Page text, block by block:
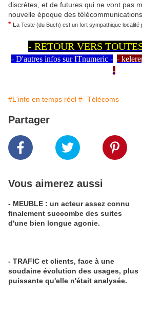
discrètes, et de futures qui ne vont pas
nouvelle époque des
* La Teste (du Buch) est un fort sympathique localité
- RETOUR VERS
- D'autres infos sur ITnumeric - -
-
#L'info en temps réel #- Télécoms
Partager
Vous aimerez aussi
- MEUBLE : un acteur assez connu
finalement succombe des suites
d'une bien longue agonie.
- TRAFIC et clients, face à une
soudaine évolution des usages, plus
puissante qu'elle n'était analysée.